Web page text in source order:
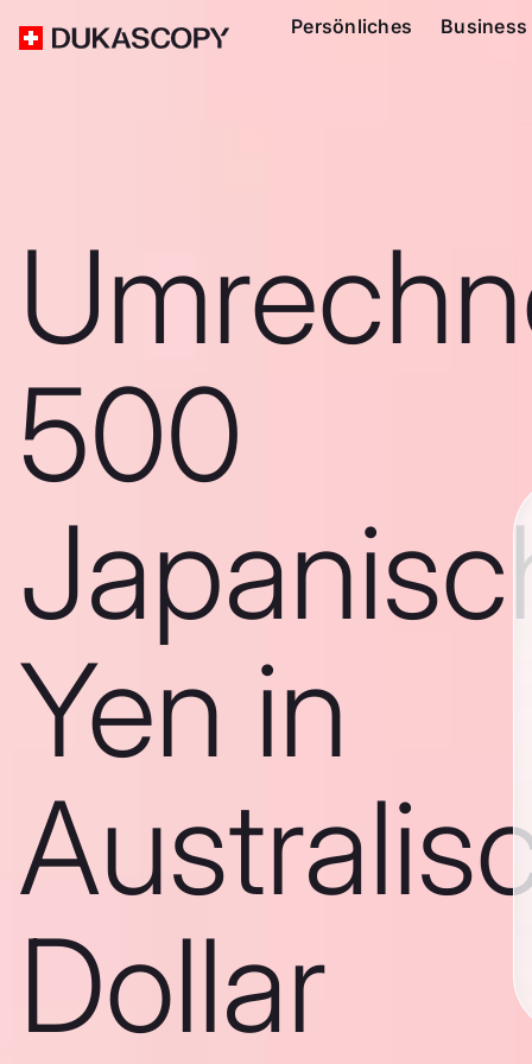
Persönliches Business
500
Yen in
Dollar